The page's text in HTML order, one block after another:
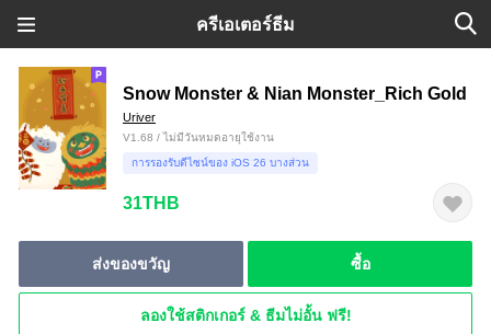
ครีเอเตอร์ธีม
Snow Monster & Nian Monster_Rich Gold
Uriver
V1.68 / ไม่มีวันหมดอายุใช้งาน
การรองรับดีไซน์ของ iOS 26 บางส่วน
31THB
ส่งของขวัญ ซื้อ
ลองใช้สติกเกอร์ & ธีมไม่อั้น ฟรี!